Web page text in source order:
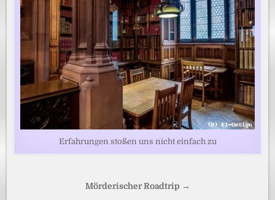
Erfahrungen stoßen uns nicht einfach zu
Beitragsnavigation
Mörderischer Roadtrip →